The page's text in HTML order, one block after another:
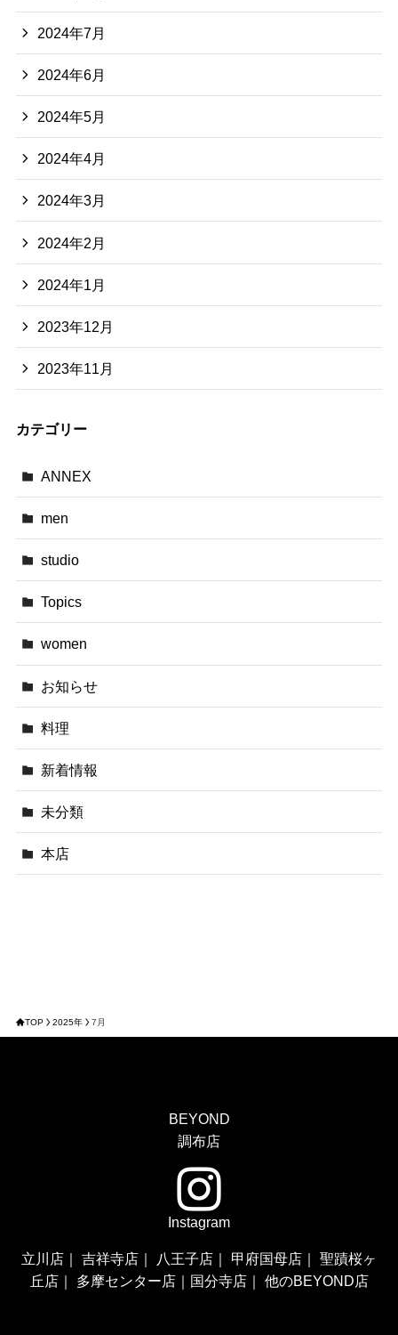
2024年7月
2024年6月
2024年5月
2024年4月
2024年3月
2024年2月
2024年1月
2023年12月
2023年11月
カテゴリー
ANNEX
men
studio
Topics
women
お知らせ
料理
新着情報
未分類
本店
TOP 2025年 7月
BEYOND
調布店
Instagram
立川店 吉祥寺店 八王子店 甲府国母店
聖蹟桜ヶ
丘店｜ 多摩センター店｜ 国分寺店｜ 他のBEYOND店